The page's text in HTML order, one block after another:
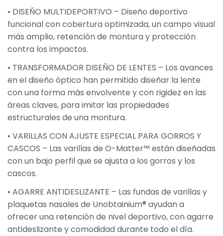
• DISEÑO MULTIDEPORTIVO – Diseño deportivo
funcional con cobertura optimizada, un campo visual
más amplio, retención de montura y protección
contra los impactos.
• TRANSFORMADOR DISEÑO DE LENTES – Los avances
en el diseño óptico han permitido diseñar la lente
con una forma más envolvente y con rigidez en las
áreas claves, para imitar las propiedades
estructurales de una montura.
• VARILLAS CON AJUSTE ESPECIAL PARA GORROS Y
CASCOS – Las varillas de O-Matter™ están diseñadas
con un bajo perfil que se ajusta a los gorros y los
cascos.
• AGARRE ANTIDESLIZANTE – Las fundas de varillas y
plaquetas nasales de Unobtainium® ayudan a
ofrecer una retención de nivel deportivo, con agarre
antideslizante y comodidad durante todo el día.